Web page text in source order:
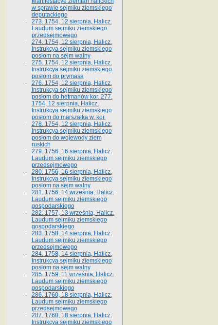
w sprawie sejmiku ziemskiego
deputackiego
273. 1754, 12 sierpnia, Halicz.
Laudum sejmiku ziemskiego
przedsejmowego
274. 1754, 12 sierpnia, Halicz.
Instrukcya sejmiku ziemskiego
posłom na sejm walny
275. 1754, 12 sierpnia, Halicz.
Instrukcya sejmiku ziemskiego
posłom do prymasa
276. 1754, 12 sierpnia, Halicz.
Instrukcya sejmiku ziemskiego
posłom do hetmanów kor. 277.
1754, 12 sierpnia, Halicz.
Instrukcya sejmiku ziemskiego
posłom do marszałka w. kor.
278. 1754, 12 sierpnia, Halicz.
Instrukcya sejmiku ziemskiego
posłom do wojewody ziem
ruskich
279. 1756, 16 sierpnia, Halicz.
Laudum sejmiku ziemskiego
przedsejmowego
280. 1756, 16 sierpnia, Halicz.
Instrukcya sejmiku ziemskiego
posłom na sejm walny
281. 1756, 14 września, Halicz.
Laudum sejmiku ziemskiego
gospodarskiego
282. 1757, 13 września, Halicz.
Laudum sejmiku ziemskiego
gospodarskiego
283. 1758, 14 sierpnia, Halicz.
Laudum sejmiku ziemskiego
przedsejmowego
284. 1758, 14 sierpnia, Halicz.
Instrukcya sejmiku ziemskiego
posłom na sejm walny
285. 1759, 11 września, Halicz.
Laudum sejmiku ziemskiego
gospodarskiego
286. 1760, 18 sierpnia, Halicz.
Laudum sejmiku ziemskiego
przedsejmowego
287. 1760, 18 sierpnia, Halicz.
Instrukcya sejmiku ziemskiego